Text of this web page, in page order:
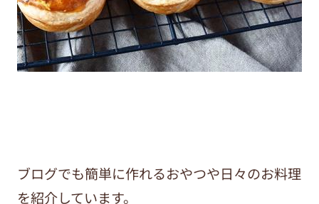
ブログでも簡単に作れるおやつや日々のお料理
を紹介しています。